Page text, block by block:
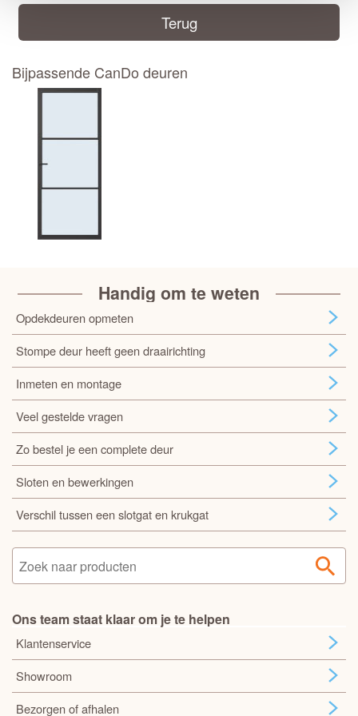
Terug
Bijpassende CanDo deuren
Handig om te weten
Opdekdeuren opmeten
Stompe deur heeft geen draairichting
Inmeten en montage
Veel gestelde vragen
Zo bestel je een complete deur
Sloten en bewerkingen
Verschil tussen een slotgat en krukgat
Ons team staat klaar om je te helpen
Klantenservice
Showroom
Bezorgen of afhalen